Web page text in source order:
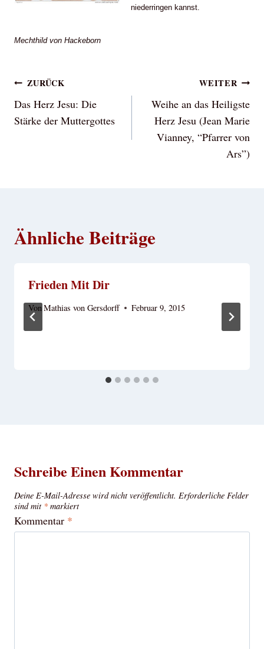
niederringen kannst.
Mechthild von Hackeborn
Beitragsnavigation
ZURÜCK
Das Herz Jesu: Die
Stärke der Muttergottes
WEITER
Weihe an das Heiligste
Herz Jesu (Jean Marie
Vianney, “Pfarrer von
Ars”)
Ähnliche Beiträge
Frieden Mit Dir
VonMathias von Gersdorff Februar 9, 2015
Schreibe Einen Kommentar
Deine E-Mail-Adresse wird nicht veröffentlicht. Erforderliche Felder
sind mit * markiert
Kommentar *